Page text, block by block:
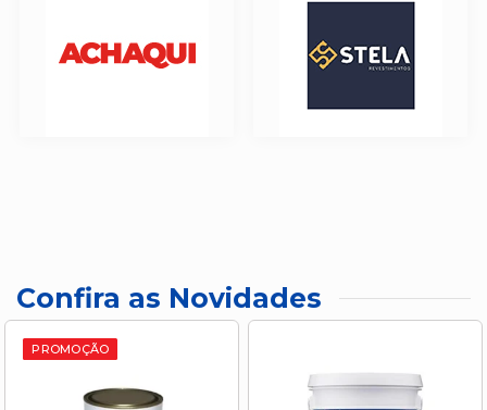
Confira as Novidades
PROMOÇÃO